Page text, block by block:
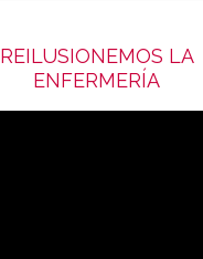
REILUSIONEMOS LA
ENFERMERÍA